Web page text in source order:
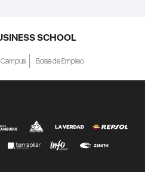
SCHOOL
Bolsa de Empleo